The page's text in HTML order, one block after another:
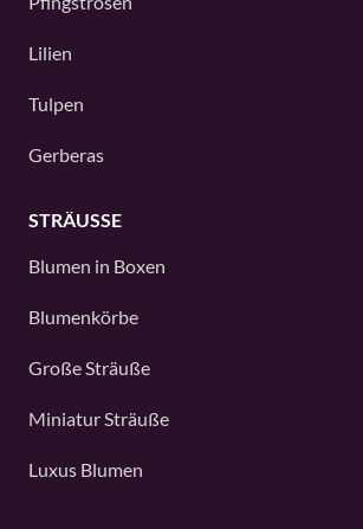
Lilien
Tulpen
Gerberas
STRÄUSSE
Blumen in Boxen
Blumenkörbe
Große Sträuße
Miniatur Sträuße
Luxus Blumen